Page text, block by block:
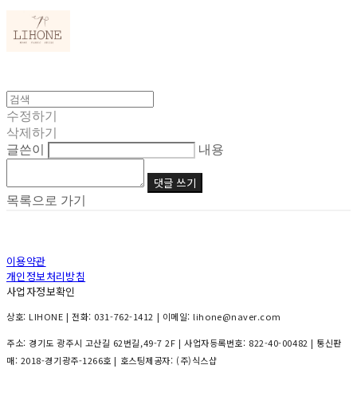
수정하기
삭제하기
글쓴이
내용
댓글 쓰기
목록으로 가기
이용약관
개인정보처리방침
사업자정보확인
상호: LIHONE | 전화: 031-762-1412 | 이메일: lihone@naver.com
주소: 경기도 광주시 고산길 62번길,49-7 2F | 사업자등록번호: 822-40-00482 | 통신판
매: 2018-경기광주-1266호 | 호스팅제공자: (주)식스샵